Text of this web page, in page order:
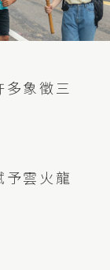
象徵三
予雲火龍